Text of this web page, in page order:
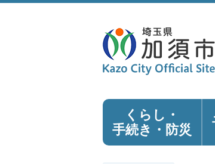
くらし・
手続き ・防災